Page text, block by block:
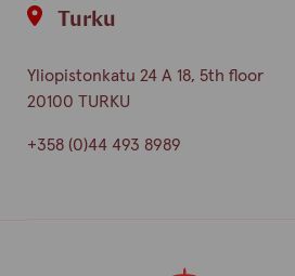
Turku
Yliopistonkatu 24 A 18, 5th floor
20100 TURKU
+358 (0)44 493 8989